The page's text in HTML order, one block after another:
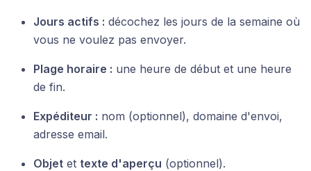
Jours actifs : décochez les jours de la semaine où
vous ne voulez pas envoyer.
Plage horaire : une heure de début et une heure
de fin.
Expéditeur : nom (optionnel), domaine d'envoi,
adresse email.
Objet et texte d'aperçu (optionnel).